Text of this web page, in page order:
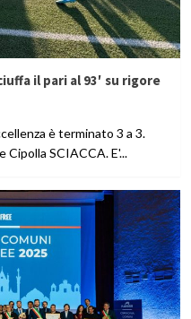
il pari al 93′ su rigore
è terminato 3 a 3.
Cipolla SCIACCA. E'...